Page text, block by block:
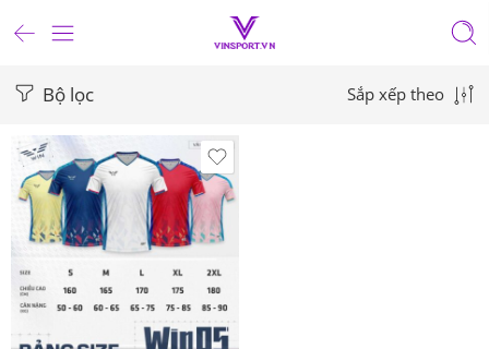
Bộ lọc Sắp xếp theo